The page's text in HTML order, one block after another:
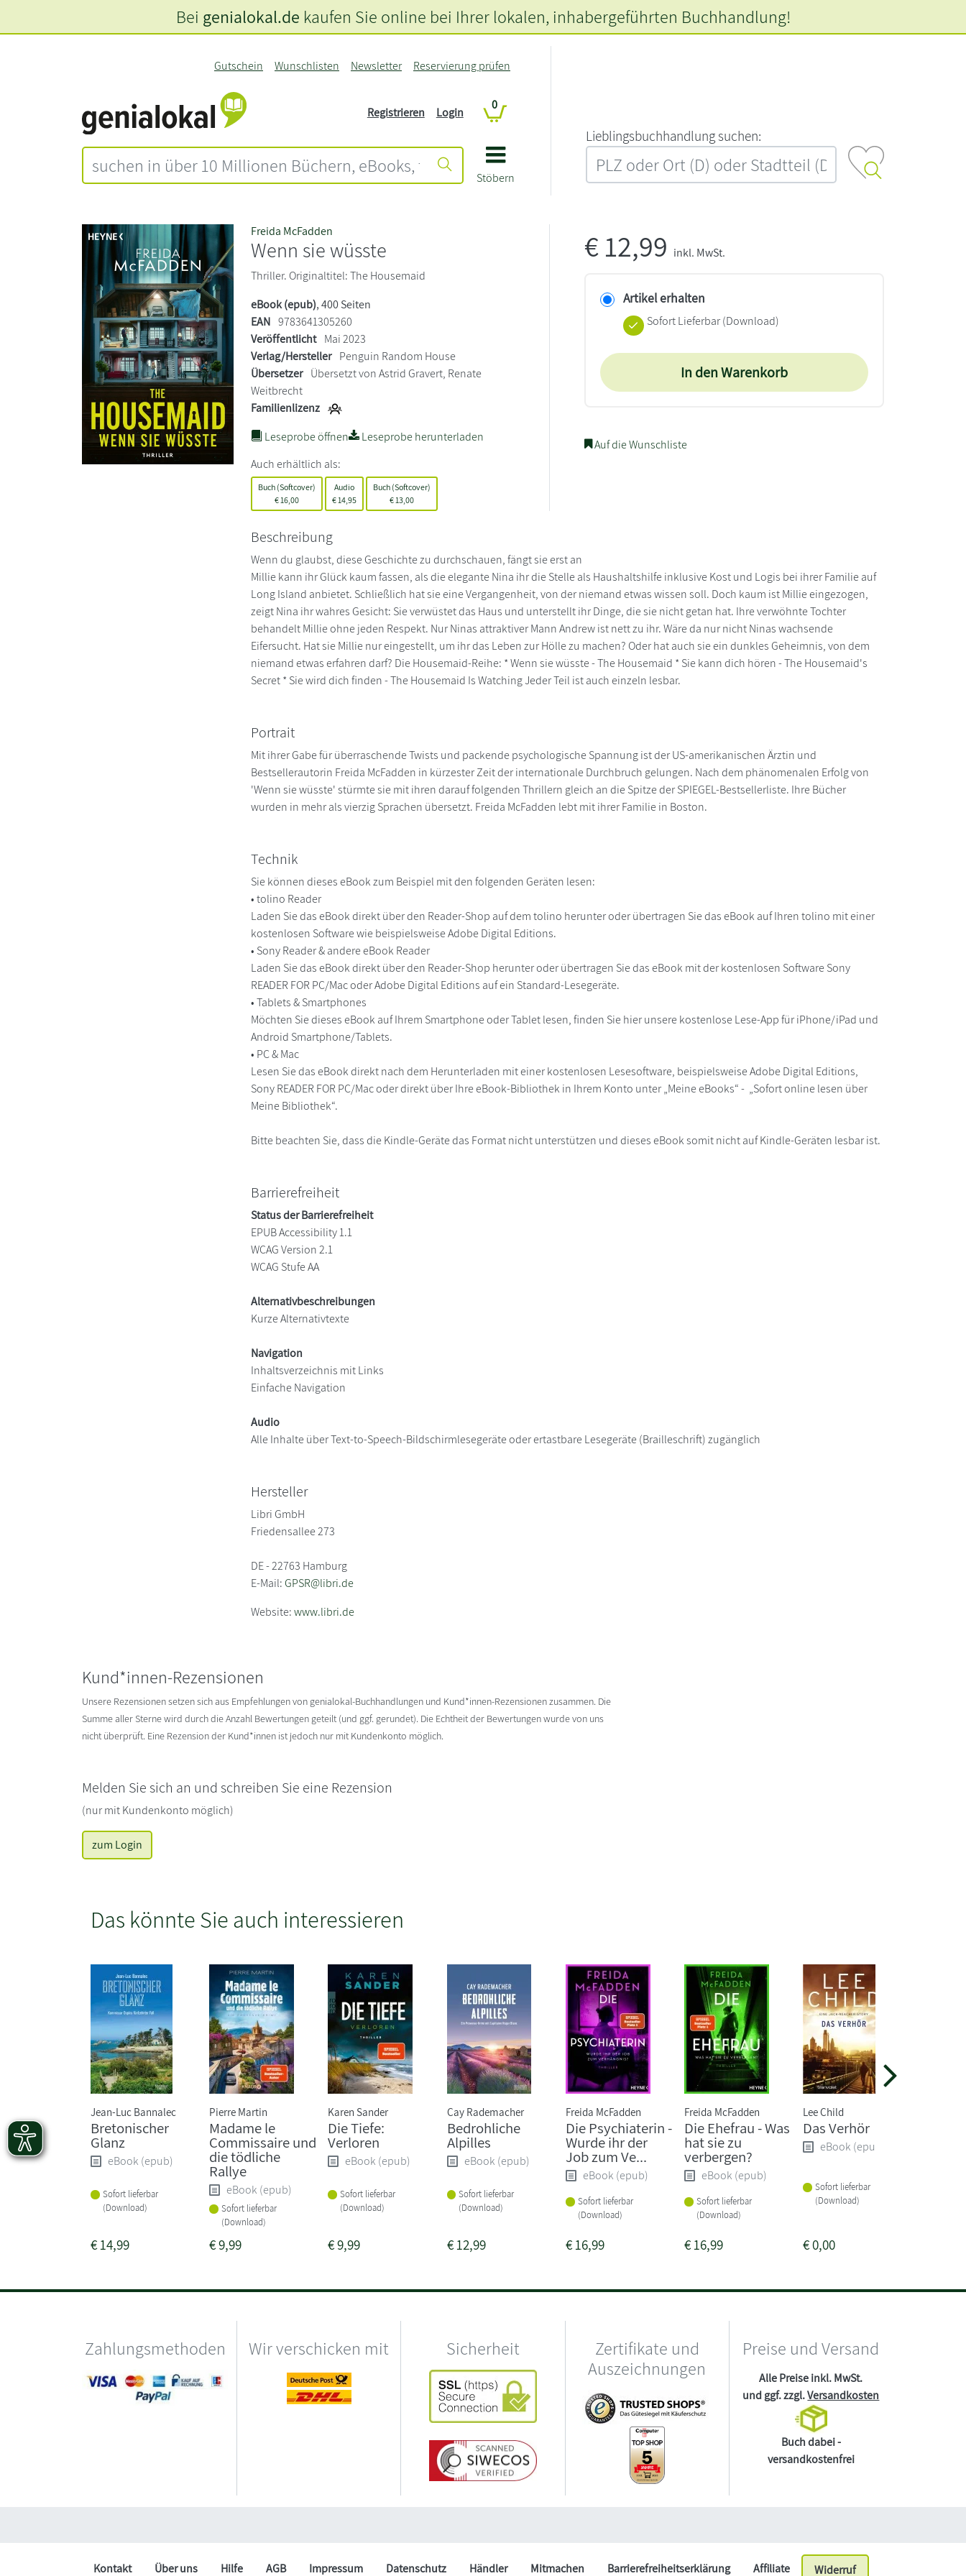
Stöbern
Gutschein Wunschlisten Newsletter Reservierung prüfen
Registrieren Login
0
L‍i‍e‍b‍l‍i‍n‍g‍s‍b‍u‍c‍h‍h‍a‍n‍d‍l‍u‍n‍g‍ ‍s‍u‍c‍h‍e‍n‍:‍
Bei genialokal.de kaufen Sie online bei Ihrer lokalen, inhabergeführten Buchhandlung!
Freida McFadden
Wenn sie wüsste
Thriller. Originaltitel: The Housemaid
eBook (epub), 400 Seiten
EAN 9783641305260
Veröffentlicht Mai 2023
Verlag/Hersteller Penguin Random House
Übersetzer Übersetzt von Astrid Gravert, Renate
Weitbrecht
Familienlizenz
Leseprobe öffnen
Leseprobe herunterladen
Auch erhältlich als:
Buch (Softcover)
€ 16,00
Audio
€ 14,95
Buch (Softcover)
€ 13,00
€12,99 inkl. MwSt.
Artikel erhalten
Sofort Lieferbar (Download)
In den Warenkorb
Auf die Wunschliste
Beschreibung
Wenn du glaubst, diese Geschichte zu durchschauen, fängt sie erst an
Millie kann ihr Glück kaum fassen, als die elegante Nina ihr die Stelle als Haushaltshilfe inklusive Kost und Logis bei ihrer Familie auf
Long Island anbietet. Schließlich hat sie eine Vergangenheit, von der niemand etwas wissen soll. Doch kaum ist Millie eingezogen,
zeigt Nina ihr wahres Gesicht: Sie verwüstet das Haus und unterstellt ihr Dinge, die sie nicht getan hat. Ihre verwöhnte Tochter
behandelt Millie ohne jeden Respekt. Nur Ninas attraktiver Mann Andrew ist nett zu ihr. Wäre da nur nicht Ninas wachsende
Eifersucht. Hat sie Millie nur eingestellt, um ihr das Leben zur Hölle zu machen? Oder hat auch sie ein dunkles Geheimnis, von dem
niemand etwas erfahren darf? Die Housemaid-Reihe: * Wenn sie wüsste - The Housemaid * Sie kann dich hören - The Housemaid's
Secret * Sie wird dich finden - The Housemaid Is Watching Jeder Teil ist auch einzeln lesbar.
Portrait
Mit ihrer Gabe für überraschende Twists und packende psychologische Spannung ist der US-amerikanischen Ärztin und
Bestsellerautorin Freida McFadden in kürzester Zeit der internationale Durchbruch gelungen. Nach dem phänomenalen Erfolg von
'Wenn sie wüsste' stürmte sie mit ihren darauf folgenden Thrillern gleich an die Spitze der SPIEGEL-Bestsellerliste. Ihre Bücher
wurden in mehr als vierzig Sprachen übersetzt. Freida McFadden lebt mit ihrer Familie in Boston.
Technik
Sie können dieses eBook zum Beispiel mit den folgenden Geräten lesen:
• tolino Reader
Laden Sie das eBook direkt über den Reader-Shop auf dem tolino herunter oder übertragen Sie das eBook auf Ihren tolino mit einer
kostenlosen Software wie beispielsweise Adobe Digital Editions.
• Sony Reader & andere eBook Reader
Laden Sie das eBook direkt über den Reader-Shop herunter oder übertragen Sie das eBook mit der kostenlosen Software Sony
READER FOR PC/Mac oder Adobe Digital Editions auf ein Standard-Lesegeräte.
• Tablets & Smartphones
Möchten Sie dieses eBook auf Ihrem Smartphone oder Tablet lesen, finden Sie hier unsere kostenlose Lese-App für iPhone/iPad und
Android Smartphone/Tablets.
• PC & Mac
Lesen Sie das eBook direkt nach dem Herunterladen mit einer kostenlosen Lesesoftware, beispielsweise Adobe Digital Editions,
Sony READER FOR PC/Mac oder direkt über Ihre eBook-Bibliothek in Ihrem Konto unter „Meine eBooks“ - „Sofort online lesen über
Meine Bibliothek“.
Bitte beachten Sie, dass die Kindle-Geräte das Format nicht unterstützen und dieses eBook somit nicht auf Kindle-Geräten lesbar ist.
Barrierefreiheit
Status der Barrierefreiheit
EPUB Accessibility 1.1
WCAG Version 2.1
WCAG Stufe AA
Alternativbeschreibungen
Kurze Alternativtexte
Navigation
Inhaltsverzeichnis mit Links
Einfache Navigation
Audio
Alle Inhalte über Text-to-Speech-Bildschirmlesegeräte oder ertastbare Lesegeräte (Brailleschrift) zugänglich
Hersteller
Libri GmbH
Friedensallee 273
DE - 22763 Hamburg
E-Mail:GPSR@libri.de
Website:www.libri.de
Kund*innen-Rezensionen
Unsere Rezensionen setzen sich aus Empfehlungen von genialokal-Buchhandlungen und Kund*innen-Rezensionen zusammen. Die
Summe aller Sterne wird durch die Anzahl Bewertungen geteilt (und ggf. gerundet). Die Echtheit der Bewertungen wurde von uns
nicht überprüft. Eine Rezension der Kund*innen ist jedoch nur mit Kundenkonto möglich.
Melden Sie sich an und schreiben Sie eine Rezension
(nur mit Kundenkonto möglich)
zum Login
Das könnte Sie auch interessieren
Jean-Luc Bannalec
Bretonischer
Glanz
eBook (epub)
Sofort lieferbar
(Download)
€14,99
Pierre Martin
Madame le
Commissaire und
die tödliche
Rallye
eBook (epub)
Sofort lieferbar
(Download)
€9,99
Karen Sander
Die Tiefe:
Verloren
eBook (epub)
Sofort lieferbar
(Download)
€9,99
Cay Rademacher
Bedrohliche
Alpilles
eBook (epub)
Sofort lieferbar
(Download)
€12,99
Freida McFadden
Die Psychiaterin -
Wurde ihr der
Job zum Ve...
eBook (epub)
Sofort lieferbar
(Download)
€16,99
Freida McFadden
Die Ehefrau - Was
hat sie zu
verbergen?
eBook (epub)
Sofort lieferbar
(Download)
€16,99
Lee Child
Das Verhör
eBook (epub)
Sofort lieferbar
(Download)
€0,00
Zahlungsmethoden Wir verschicken mit Sicherheit
Zertifikate und
Auszeichnungen
Preise und Versand
Alle Preise inkl. MwSt.
und ggf. zzgl.Versandkosten
Buch dabei -
versandkostenfrei
Kontakt Über uns Hilfe AGB Impressum Datenschutz Händler Mitmachen Barrierefreiheitserklärung Affiliate Widerruf